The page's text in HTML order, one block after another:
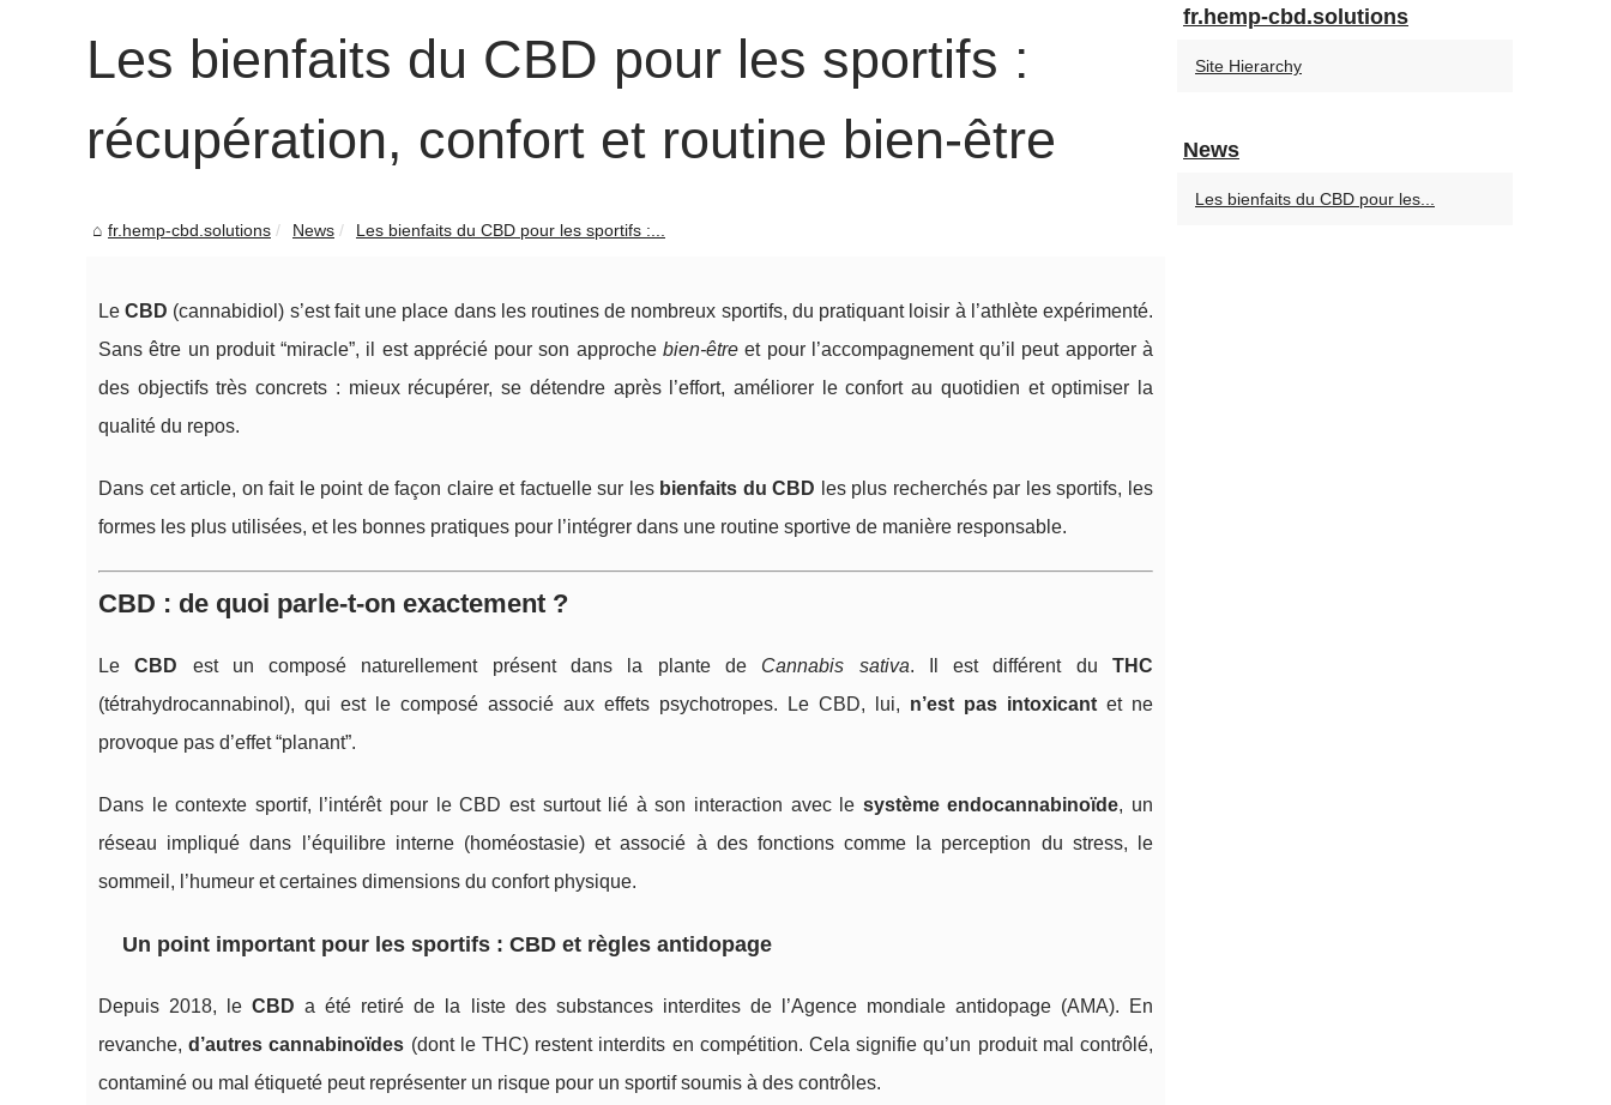
Les bienfaits du CBD pour les sportifs :
récupération, confort et routine bien-être
fr.hemp-cbd.solutions News Les bienfaits du CBD pour les sportifs :...
LeCBD (cannabidiol) s’est fait une place dans les routines de nombreux sportifs, du pratiquant loisir à l’athlète expérimenté.
Sans être un produit “miracle”, il est apprécié pour son approchebien-être et pour l’accompagnement qu’il peut apporter à
des objectifs très concrets : mieux récupérer, se détendre après l’effort, améliorer le confort au quotidien et optimiser la
qualité du repos.
Dans cet article, on fait le point de façon claire et factuelle sur les bienfaits du CBD les plus recherchés par les sportifs, les
formes les plus utilisées, et les bonnes pratiques pour l’intégrer dans une routine sportive de manière responsable.
CBD : de quoi parle-t-on exactement ?
LeCBD est un composé naturellement présent dans la plante de Cannabis sativa. Il est différent duTHC
(tétrahydrocannabinol), qui est le composé associé aux effets psychotropes. Le CBD, lui, n’est pas intoxicant et ne
provoque pas d’effet “planant”.
Dans le contexte sportif, l’intérêt pour le CBD est surtout lié à son interaction avec le système endocannabinoïde, un
réseau impliqué dans l’équilibre interne (homéostasie) et associé à des fonctions comme la perception du stress, le
sommeil, l’humeur et certaines dimensions du confort physique.
Un point important pour les sportifs : CBD et règles antidopage
Depuis 2018, leCBD a été retiré de la liste des substances interdites de l’Agence mondiale antidopage (AMA). En
revanche,d’autres cannabinoïdes (dont le THC) restent interdits en compétition. Cela signifie qu’un produit mal contrôlé,
contaminé ou mal étiqueté peut représenter un risque pour un sportif soumis à des contrôles.
fr.hemp-cbd.solutions
Site Hierarchy
News
Les bienfaits du CBD pour les...